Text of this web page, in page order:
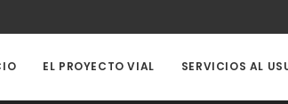
EL PROYECTO VIAL SERVICIOS AL